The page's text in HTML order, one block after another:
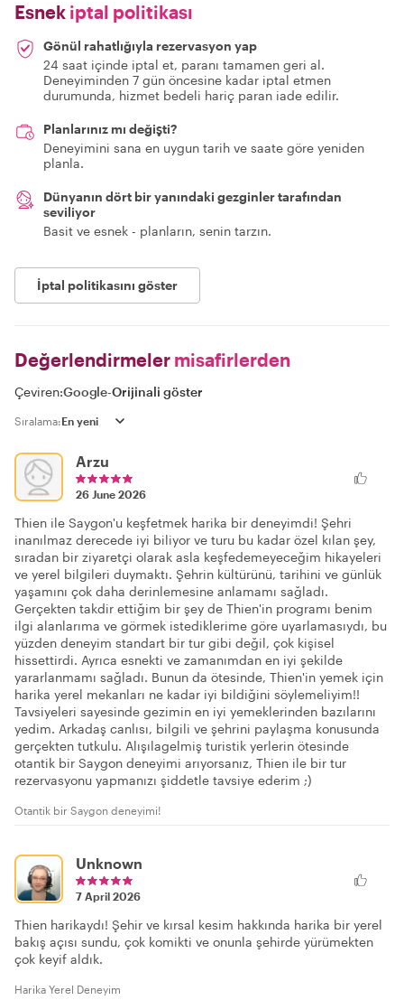
Esnek iptal politikası
Gönül rahatlığıyla rezervasyon yap
24 saat içinde iptal et, paranı tamamen geri al.
Deneyiminden 7 gün öncesine kadar iptal etmen
durumunda, hizmet bedeli hariç paran iade edilir.
Planlarınız mı değişti?
Deneyimini sana en uygun tarih ve saate göre yeniden
planla.
Dünyanın dört bir yanındaki gezginler tarafından
seviliyor
Basit ve esnek - planların, senin tarzın.
İptal politikasını göster
Değerlendirmeler misafirlerden
Çeviren:Google-Orijinali göster
Sıralama:
Arzu
26 June 2026
Thien ile Saygon'u keşfetmek harika bir deneyimdi! Şehri
inanılmaz derecede iyi biliyor ve turu bu kadar özel kılan şey,
sıradan bir ziyaretçi olarak asla keşfedemeyeceğim hikayeleri
ve yerel bilgileri duymaktı. Şehrin kültürünü, tarihini ve günlük
yaşamını çok daha derinlemesine anlamamı sağladı.
Gerçekten takdir ettiğim bir şey de Thien'in programı benim
ilgi alanlarıma ve görmek istediklerime göre uyarlamasıydı, bu
yüzden deneyim standart bir tur gibi değil, çok kişisel
hissettirdi. Ayrıca esnekti ve zamanımdan en iyi şekilde
yararlanmamı sağladı. Bunun da ötesinde, Thien'in yemek için
harika yerel mekanları ne kadar iyi bildiğini söylemeliyim!!
Tavsiyeleri sayesinde gezimin en iyi yemeklerinden bazılarını
yedim. Arkadaş canlısı, bilgili ve şehrini paylaşma konusunda
gerçekten tutkulu. Alışılagelmiş turistik yerlerin ötesinde
otantik bir Saygon deneyimi arıyorsanız, Thien ile bir tur
rezervasyonu yapmanızı şiddetle tavsiye ederim ;)
Otantik bir Saygon deneyimi!
Unknown
7 April 2026
Thien harikaydı! Şehir ve kırsal kesim hakkında harika bir yerel
bakış açısı sundu, çok komikti ve onunla şehirde yürümekten
çok keyif aldık.
Harika Yerel Deneyim